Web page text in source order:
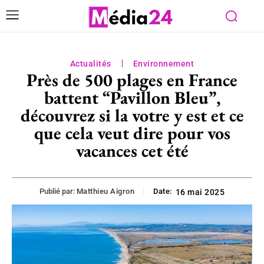
Actualités Environnement
Près de 500 plages en France
battent “Pavillon Bleu”,
découvrez si la votre y est et ce
que cela veut dire pour vos
vacances cet été
Publié par: Matthieu Aigron Date: 16 mai 2025